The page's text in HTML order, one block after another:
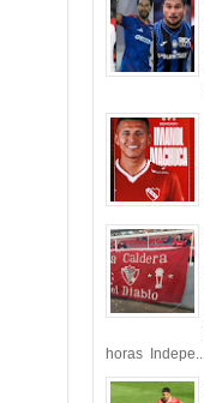
horas Indepe...